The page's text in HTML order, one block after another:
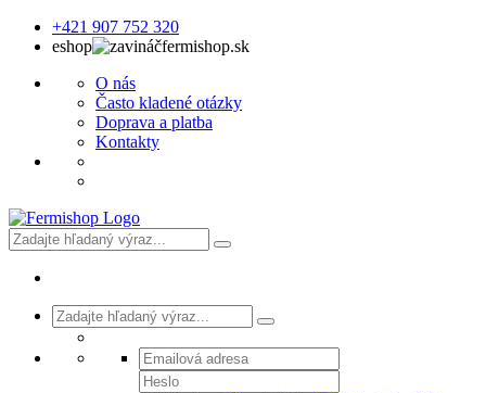
+421 907 752 320
eshop
fermishop.sk
O nás
Často kladené otázky
Doprava a platba
Kontakty